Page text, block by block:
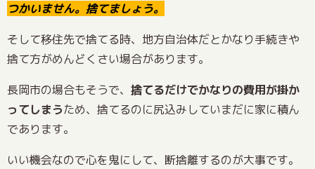
つかいません。捨てましょう。
そして移住先で捨てる時、地方自治体だとかなり手続きや
捨て方がめんどくさい場合があります。
長岡市の場合もそうで、 捨てるだけでかなりの費用が掛か
ってしまうため、捨てるのに尻込みしていまだに家に積ん
であります。
いい機会なので心を鬼にして、断捨離するのが大事です。